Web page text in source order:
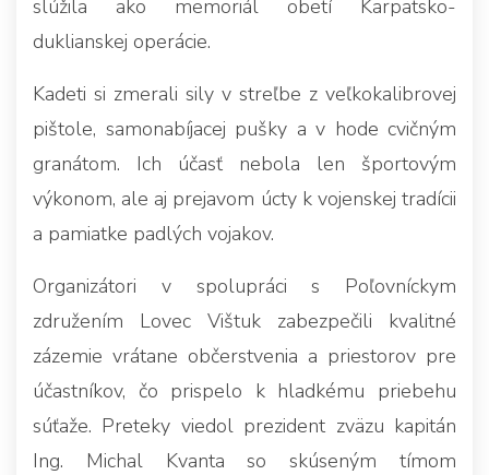
slúžila ako memoriál obetí Karpatsko-
duklianskej operácie.
Kadeti si zmerali sily v streľbe z veľkokalibrovej
pištole, samonabíjacej pušky a v hode cvičným
granátom. Ich účasť nebola len športovým
výkonom, ale aj prejavom úcty k vojenskej tradícii
a pamiatke padlých vojakov.
Organizátori v spolupráci s Poľovníckym
združením Lovec Vištuk zabezpečili kvalitné
zázemie vrátane občerstvenia a priestorov pre
účastníkov, čo prispelo k hladkému priebehu
súťaže. Preteky viedol prezident zväzu kapitán
Ing. Michal Kvanta so skúseným tímom